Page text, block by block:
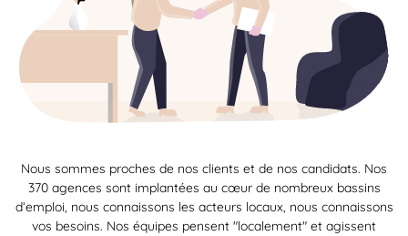
Nous sommes proches de nos clients et de nos candidats. Nos
370 agences sont implantées au cœur de nombreux bassins
d’emploi, nous connaissons les acteurs locaux, nous connaissons
vos besoins. Nos équipes pensent "localement" et agissent